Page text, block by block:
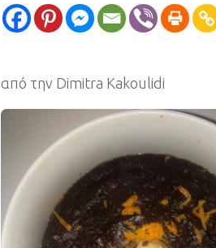
από την Dimitra Kakoulidi